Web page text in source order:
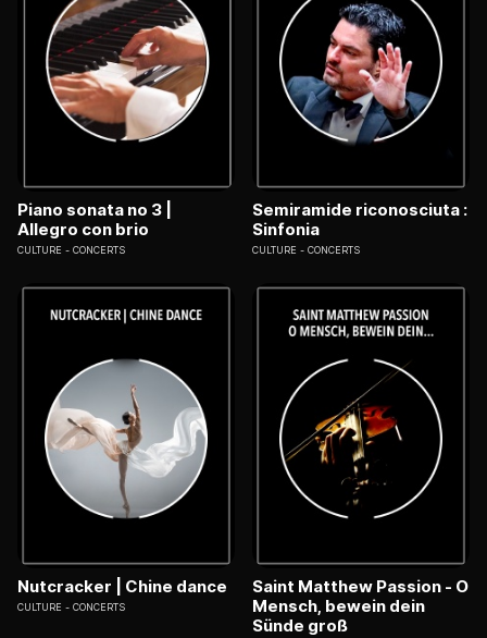
Piano sonata no 3 |
Allegro con brio
CULTURE CONCERTS
Semiramide riconosciuta :
Sinfonia
CULTURE CONCERTS
Nutcracker | Chine dance
CULTURE CONCERTS
Saint Matthew Passion - O
Mensch, bewein dein
Sünde groß